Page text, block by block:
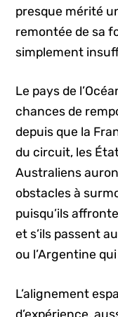
presque mérité
remontée de sa
simplement
Le pays de
chances de
depuis que la
du circuit, les
Australiens
obstacles à
puisqu’ils
et s’ils passent
ou l’Argentine
L’alignement
d’expérience,